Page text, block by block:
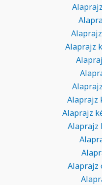
Alaprajz
Alaprajz
Alaprajz
Alaprajz
Alaprajz